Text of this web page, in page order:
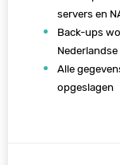
servers en
Back-ups
Alle
opgeslagen